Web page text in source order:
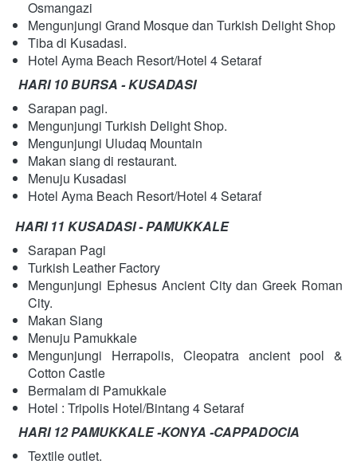
Osmangazi
Mengunjungi Grand Mosque dan Turkish Delight Shop
Tiba di Kusadasi.
Hotel Ayma Beach Resort/Hotel 4 Setaraf
HARI 10 BURSA - KUSADASI
Sarapan pagi.
Mengunjungi Turkish Delight Shop.
Mengunjungi Uludaq Mountain
Makan siang di restaurant.
Menuju Kusadasi
Hotel Ayma Beach Resort/Hotel 4 Setaraf
HARI 11 KUSADASI - PAMUKKALE
Sarapan Pagi
Turkish Leather Factory
Mengunjungi Ephesus Ancient City dan Greek Roman
City.
Makan Siang
Menuju Pamukkale
Mengunjungi Herrapolis, Cleopatra ancient pool &
Cotton Castle
Bermalam di Pamukkale
Hotel : Tripolis Hotel/Bintang 4 Setaraf
HARI 12 PAMUKKALE -KONYA -CAPPADOCIA
Textile outlet.